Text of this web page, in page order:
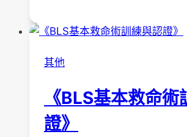
孩
舞
其他
《BLS基本救命
證》